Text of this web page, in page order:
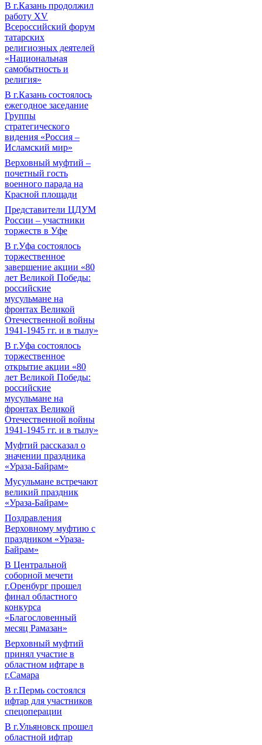
В г.Казань продолжил
работу XV
Всероссийский форум
татарских
религиозных деятелей
«Национальная
самобытность и
религия»
В г.Казань состоялось
ежегодное заседание
Группы
стратегического
видения «Россия –
Исламский мир»
Верховный муфтий –
почетный гость
военного парада на
Красной площади
Представители ЦДУМ
России – участники
торжеств в Уфе
В г.Уфа состоялось
торжественное
завершение акции «80
лет Великой Победы:
российские
мусульмане на
фронтах Великой
Отечественной войны
1941-1945 гг. и в тылу»
В г.Уфа состоялось
торжественное
открытие акции «80
лет Великой Победы:
российские
мусульмане на
фронтах Великой
Отечественной войны
1941-1945 гг. и в тылу»
Муфтий рассказал о
значении праздника
«Ураза-Байрам»
Мусульмане встречают
великий праздник
«Ураза-Байрам»
Поздравления
Верховному муфтию с
праздником «Ураза-
Байрам»
В Центральной
соборной мечети
г.Оренбург прошел
финал областного
конкурса
«Благословенный
месяц Рамазан»
Верховный муфтий
принял участие в
областном ифтаре в
г.Самара
В г.Пермь состоялся
ифтар для участников
спецоперации
В г.Ульяновск прошел
областной ифтар